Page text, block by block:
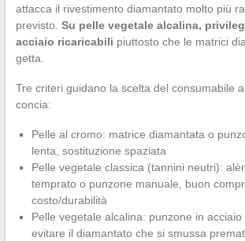
attacca il rivestimento diamantato molto più
previsto. Su pelle vegetale alcalina,
acciaio ricaricabili piuttosto che le matrici
getta.
Tre criteri guidano la scelta del consumabile
concia:
Pelle al cromo: matrice diamantata o
lenta, sostituzione spaziata
Pelle vegetale classica (tannini neutri):
temprato o punzone manuale, buon
costo/durabilità
Pelle vegetale alcalina: punzone in acciaio
evitare il diamantato che si smussa